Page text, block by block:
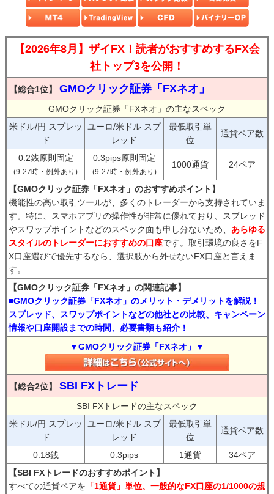
【2026年8月】ザイFX！読者がおすすめするFX会
社トップ3を公開！
【総合1位】 GMOクリック証券「FXネオ」
GMOクリック証券「FXネオ」の主なスペック
米ドル/円 スプレッ
ド
ユーロ/米ドル スプ
レッド
最低取引単
位
通貨ペア数
0.2銭原則固定
(9-27時・例外あり)
0.3pips原則固定
(9-27時・例外あり)
1000通貨 24ペア
【GMOクリック証券「FXネオ」のおすすめポイント】
機能性の高い取引ツールが、多くのトレーダーから支持されていま
す。特に、スマホアプリの操作性が非常に優れており、スプレッド
やスワップポイントなどのスペック面も申し分ないため、 あらゆる
スタイルのトレーダーにおすすめの口座です。取引環境の良さをF
X口座選びで優先するなら、選択肢から外せないFX口座と言えま
す。
【GMOクリック証券「FXネオ」の関連記事】
■GMOクリック証券「FXネオ」のメリット・デメリットを解説！
スプレッド、スワップポイントなどの他社との比較、キャンペーン
情報や口座開設までの時間、必要書類も紹介！
▼GMOクリック証券「FXネオ」▼
【総合2位】 SBI FXトレード
SBI FXトレードの主なスペック
米ドル/円 スプレッ
ド
ユーロ/米ドル スプ
レッド
最低取引単
位
通貨ペア数
0.18銭 0.3pips 1通貨
34ペア
【SBI FXトレードのおすすめポイント】
すべての通貨ペアを 「1通貨」単位、一般的なFX口座の1/1000の規